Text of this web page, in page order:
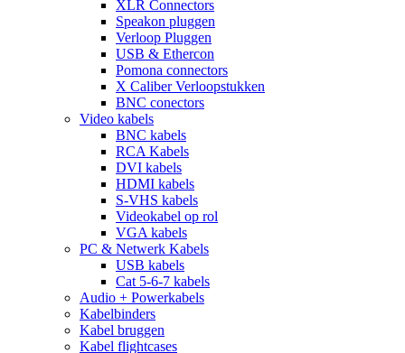
XLR Connectors
Speakon pluggen
Verloop Pluggen
USB & Ethercon
Pomona connectors
X Caliber Verloopstukken
BNC conectors
Video kabels
BNC kabels
RCA Kabels
DVI kabels
HDMI kabels
S-VHS kabels
Videokabel op rol
VGA kabels
PC & Netwerk Kabels
USB kabels
Cat 5-6-7 kabels
Audio + Powerkabels
Kabelbinders
Kabel bruggen
Kabel flightcases